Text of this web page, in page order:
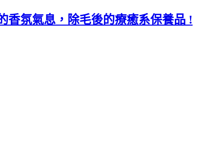
香氛氣息，除毛後的療癒系保養品 !